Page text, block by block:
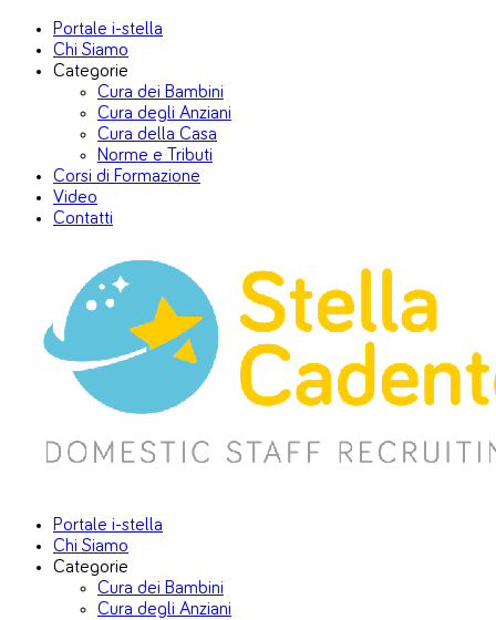
Portale i-stella
Chi Siamo
Categorie
Cura dei Bambini
Cura degli Anziani
Cura della Casa
Norme e Tributi
Corsi di Formazione
Video
Contatti
Portale i-stella
Chi Siamo
Categorie
Cura dei Bambini
Cura degli Anziani